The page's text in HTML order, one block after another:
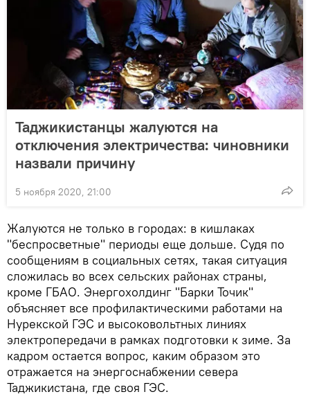
Таджикистанцы жалуются на
отключения электричества: чиновники
назвали причину
5 ноября 2020, 21:00
Жалуются не только в городах: в кишлаках
"беспросветные" периоды еще дольше. Судя по
сообщениям в социальных сетях, такая ситуация
сложилась во всех сельских районах страны,
кроме ГБАО. Энергохолдинг "Барки Точик"
объясняет все профилактическими работами на
Нурекской ГЭС и высоковольтных линиях
электропередачи в рамках подготовки к зиме. За
кадром остается вопрос, каким образом это
отражается на энергоснабжении севера
Таджикистана, где своя ГЭС.